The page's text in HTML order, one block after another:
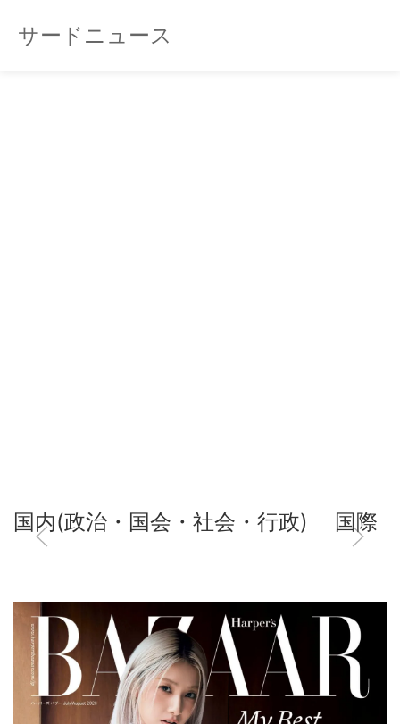
サードニュース
国内(政治・国会・社会・行政) 国際